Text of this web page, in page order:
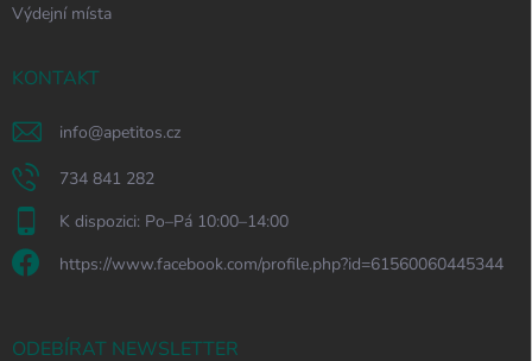
Výdejní místa
KONTAKT
info@apetitos.cz
734 841 282
K dispozici: Po–Pá 10:00–14:00
https://www.facebook.com/profile.php?id=61560060445344
ODEBÍRAT NEWSLETTER